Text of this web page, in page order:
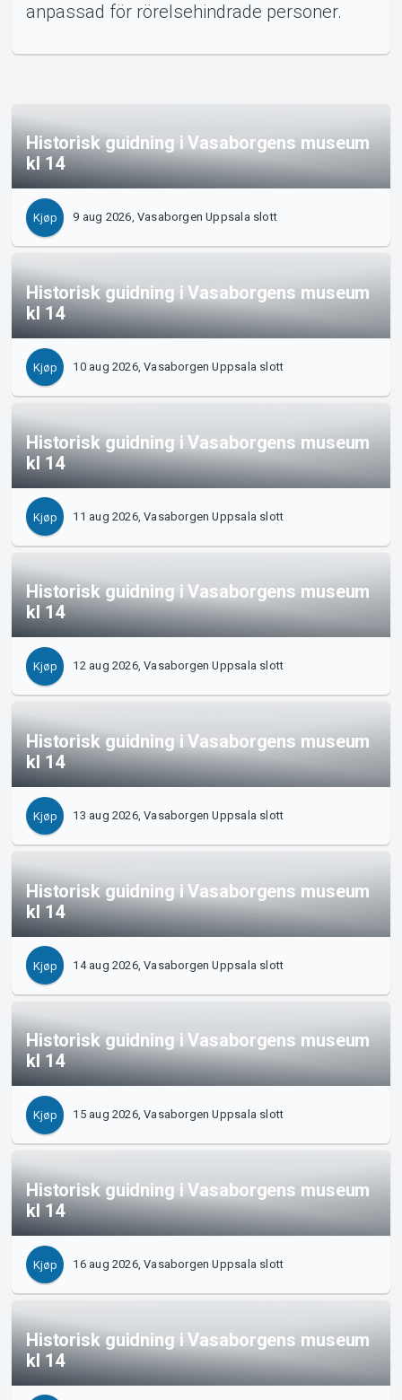
Support
anpassad för rörelsehindrade personer.
Historisk guidning i Vasaborgens museum
kl 14
Kjøp 9 aug 2026, Vasaborgen Uppsala slott
Historisk guidning i Vasaborgens museum
kl 14
Kjøp 10 aug 2026, Vasaborgen Uppsala slott
Historisk guidning i Vasaborgens museum
kl 14
Kjøp 11 aug 2026, Vasaborgen Uppsala slott
Historisk guidning i Vasaborgens museum
kl 14
Kjøp 12 aug 2026, Vasaborgen Uppsala slott
Historisk guidning i Vasaborgens museum
kl 14
Kjøp 13 aug 2026, Vasaborgen Uppsala slott
Historisk guidning i Vasaborgens museum
kl 14
Kjøp 14 aug 2026, Vasaborgen Uppsala slott
Historisk guidning i Vasaborgens museum
kl 14
Kjøp 15 aug 2026, Vasaborgen Uppsala slott
Historisk guidning i Vasaborgens museum
kl 14
Kjøp 16 aug 2026, Vasaborgen Uppsala slott
Historisk guidning i Vasaborgens museum
kl 14